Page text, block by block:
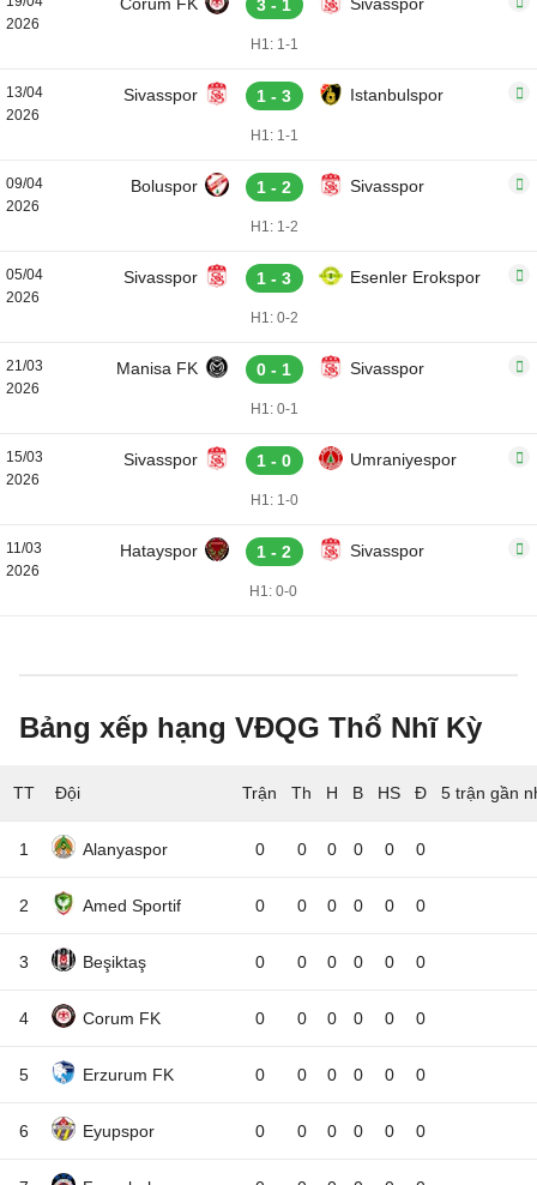
2026
3 - 1
H1: 1-1
13/04
2026
Sivasspor 1 - 3 Istanbulspor
H1: 1-1
09/04
2026
Boluspor 1 - 2 Sivasspor
H1: 1-2
05/04
2026
Sivasspor 1 - 3 Esenler Erokspor
H1: 0-2
21/03
2026
Manisa FK 0 - 1 Sivasspor
H1: 0-1
15/03
2026
Sivasspor 1 - 0 Umraniyespor
H1: 1-0
11/03
2026
Hatayspor 1 - 2 Sivasspor
H1: 0-0
Bảng xếp hạng VĐQG Thổ Nhĩ Kỳ
TT Đội 5 trận gần
1 Alanyaspor 0 0 0 0 0 0
2 Amed Sportif 0 0 0 0 0 0
3 Beşiktaş 0 0 0 0 0 0
4 Corum FK 0 0 0 0 0 0
5 Erzurum FK 0 0 0 0 0 0
6 Eyupspor 0 0 0 0 0 0